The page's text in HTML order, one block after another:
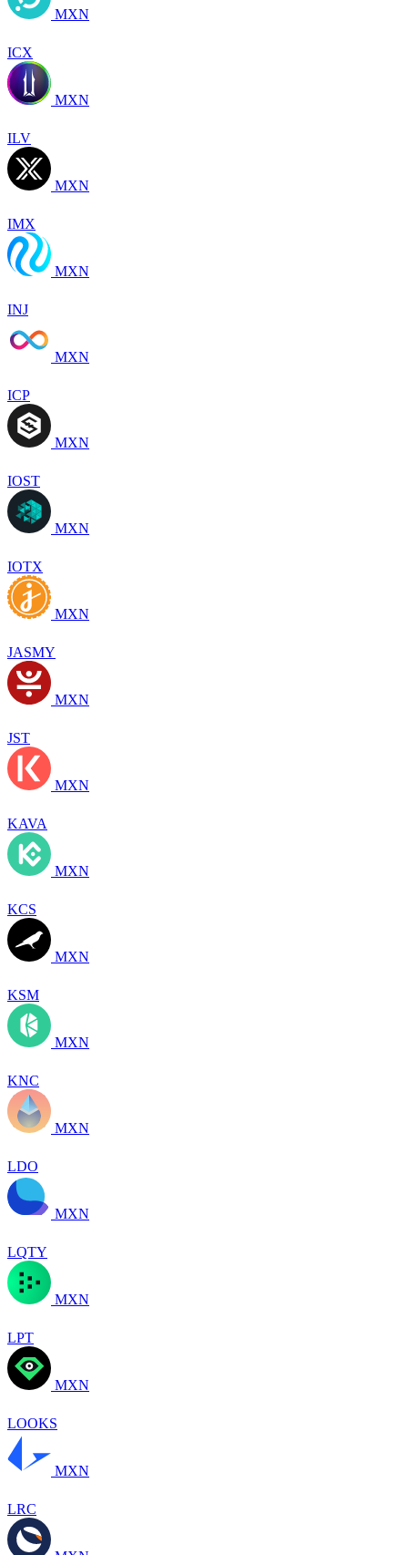
MXN
ICX
MXN
ILV
MXN
IMX
MXN
INJ
MXN
ICP
MXN
IOST
MXN
IOTX
MXN
JASMY
MXN
JST
MXN
KAVA
MXN
KCS
MXN
KSM
MXN
KNC
MXN
LDO
MXN
LQTY
MXN
LPT
MXN
LOOKS
MXN
LRC